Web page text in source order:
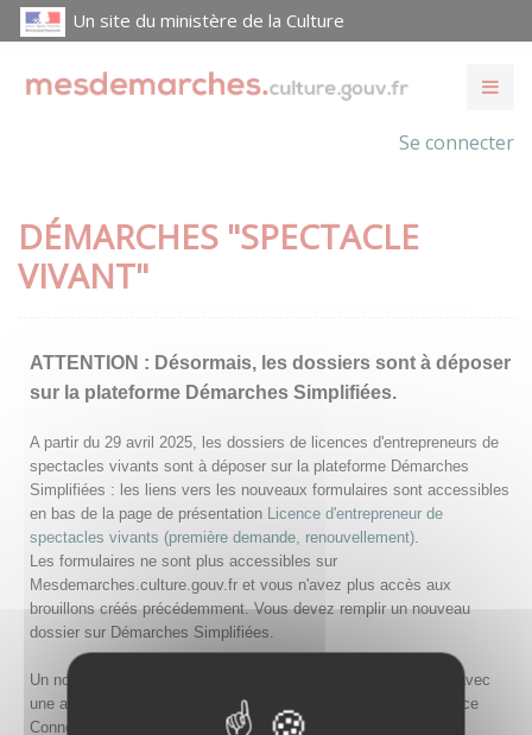
Un site du ministère de la Culture
Se connecter
DÉMARCHES "SPECTACLE
VIVANT"
ATTENTION : Désormais, les dossiers sont à déposer
sur la plateforme Démarches Simplifiées.
A partir du 29 avril 2025, les dossiers de licences d'entrepreneurs de
spectacles vivants sont à déposer sur la plateforme Démarches
Simplifiées : les liens vers les nouveaux formulaires sont accessibles
en bas de la page de présentation Licence d'entrepreneur de
spectacles vivants (première demande, renouvellement).
Les formulaires ne sont plus accessibles sur
Mesdemarches.culture.gouv.fr et vous n'avez plus accès aux
brouillons créés précédemment. Vous devez remplir un nouveau
dossier sur Démarches Simplifiées.
Un nouveau compte doit être créé sur Démarches Simplifiées avec
une adresse email et un mot de passe, ou en passant par France
Connect.